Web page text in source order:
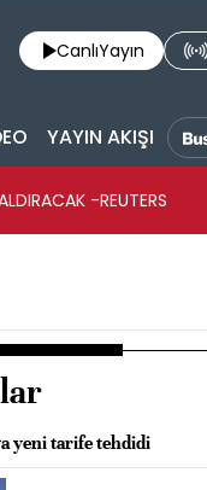
CanlıYayın
YAYIN AKIŞI
-REUTERS
yeni tarife tehdidi